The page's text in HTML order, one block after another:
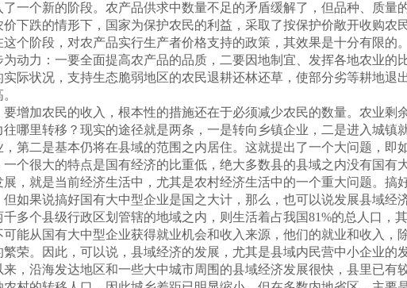
个新的阶段。农产品供求中数量不足的矛盾缓解了，但品种、质量
价下跌的情形下，国家为保护农民的利益，采取了按保护价敞开收购
个阶段，对农产品实行生产者价格支持的政策，其效果是十分有限
动力：一要全面提高农产品的品质，二要因地制宜、发挥各地农业
际状况，支持生态脆弱地区的农民退耕还林还草，使部分劣等耕地
加农民的收入，根本性的措施还在于必须减少农民的数量。农业剩
往哪里转移？现实的途径就是两条，一是转向乡镇企业，二是进入城
第二是基本仍将在县域的范围之内居住。这就提出了一个大问题，即
很大的特点是国有经济的比重低，绝大多数县的县域之内没有国有
，就是当前经济生活中，尤其是农村经济生活中的一个重大问题。
如果说搞好国有大中型企业是国之大计，那么，也可以说发展县域
多个县级行政区划管辖的地域之内，则生活着占我国81%的总人口，
能从国有大中型企业获得就业机会和收入来源，他们的就业和收入
荣。因此，可以说，县域经济的发展，尤其是县域内民营中小企业
来，沿海发达地区和一些大中城市周围的县域经济发展很快，县里已